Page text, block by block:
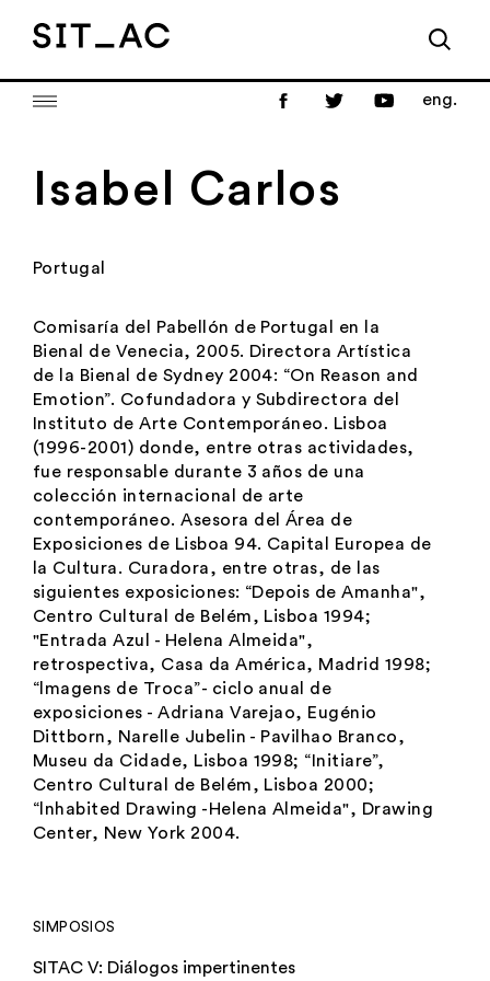
eng.
Isabel Carlos
Portugal
Comisaría del Pabellón de Portugal en la
Bienal de Venecia, 2005. Directora Artística
de la Bienal de Sydney 2004: “On Reason and
Emotion”. Cofundadora y Subdirectora del
Instituto de Arte Contemporáneo. Lisboa
(1996-2001) donde, entre otras actividades,
fue responsable durante 3 años de una
colección internacional de arte
contemporáneo. Asesora del Área de
Exposiciones de Lisboa 94. Capital Europea de
la Cultura. Curadora, entre otras, de las
siguientes exposiciones: “Depois de Amanha",
Centro Cultural de Belém, Lisboa 1994;
"Entrada Azul - Helena Almeida",
retrospectiva, Casa da América, Madrid 1998;
“lmagens de Troca”- ciclo anual de
exposiciones - Adriana Varejao, Eugénio
Dittborn, Narelle Jubelin - Pavilhao Branco,
Museu da Cidade, Lisboa 1998; “Initiare”,
Centro Cultural de Belém, Lisboa 2000;
“lnhabited Drawing -Helena Almeida", Drawing
Center, New York 2004.
SIMPOSIOS
SITAC V: Diálogos impertinentes